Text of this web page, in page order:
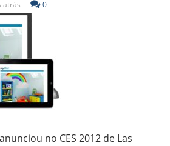
atrás - 0
no CES 2012 de Las